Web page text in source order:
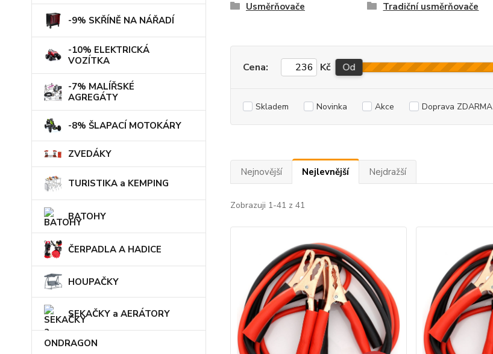
-9% SKŘÍNĚ NA NÁŘADÍ
-10% ELEKTRICKÁ
VOZÍTKA
-7% MALÍŘSKÉ
AGREGÁTY
-8% ŠLAPACÍ MOTOKÁRY
ZVEDÁKY
TURISTIKA a KEMPING
BATOHY
ČERPADLA A HADICE
HOUPAČKY
SEKAČKY a AERÁTORY
ONDRAGON
Usměrňovače Tradiční usměrňovače
Cena: Kč Od
Skladem Novinka Akce Doprava ZDARMA
Nejnovější Nejlevnější Nejdražší
Zobrazuji 1-41 z 41